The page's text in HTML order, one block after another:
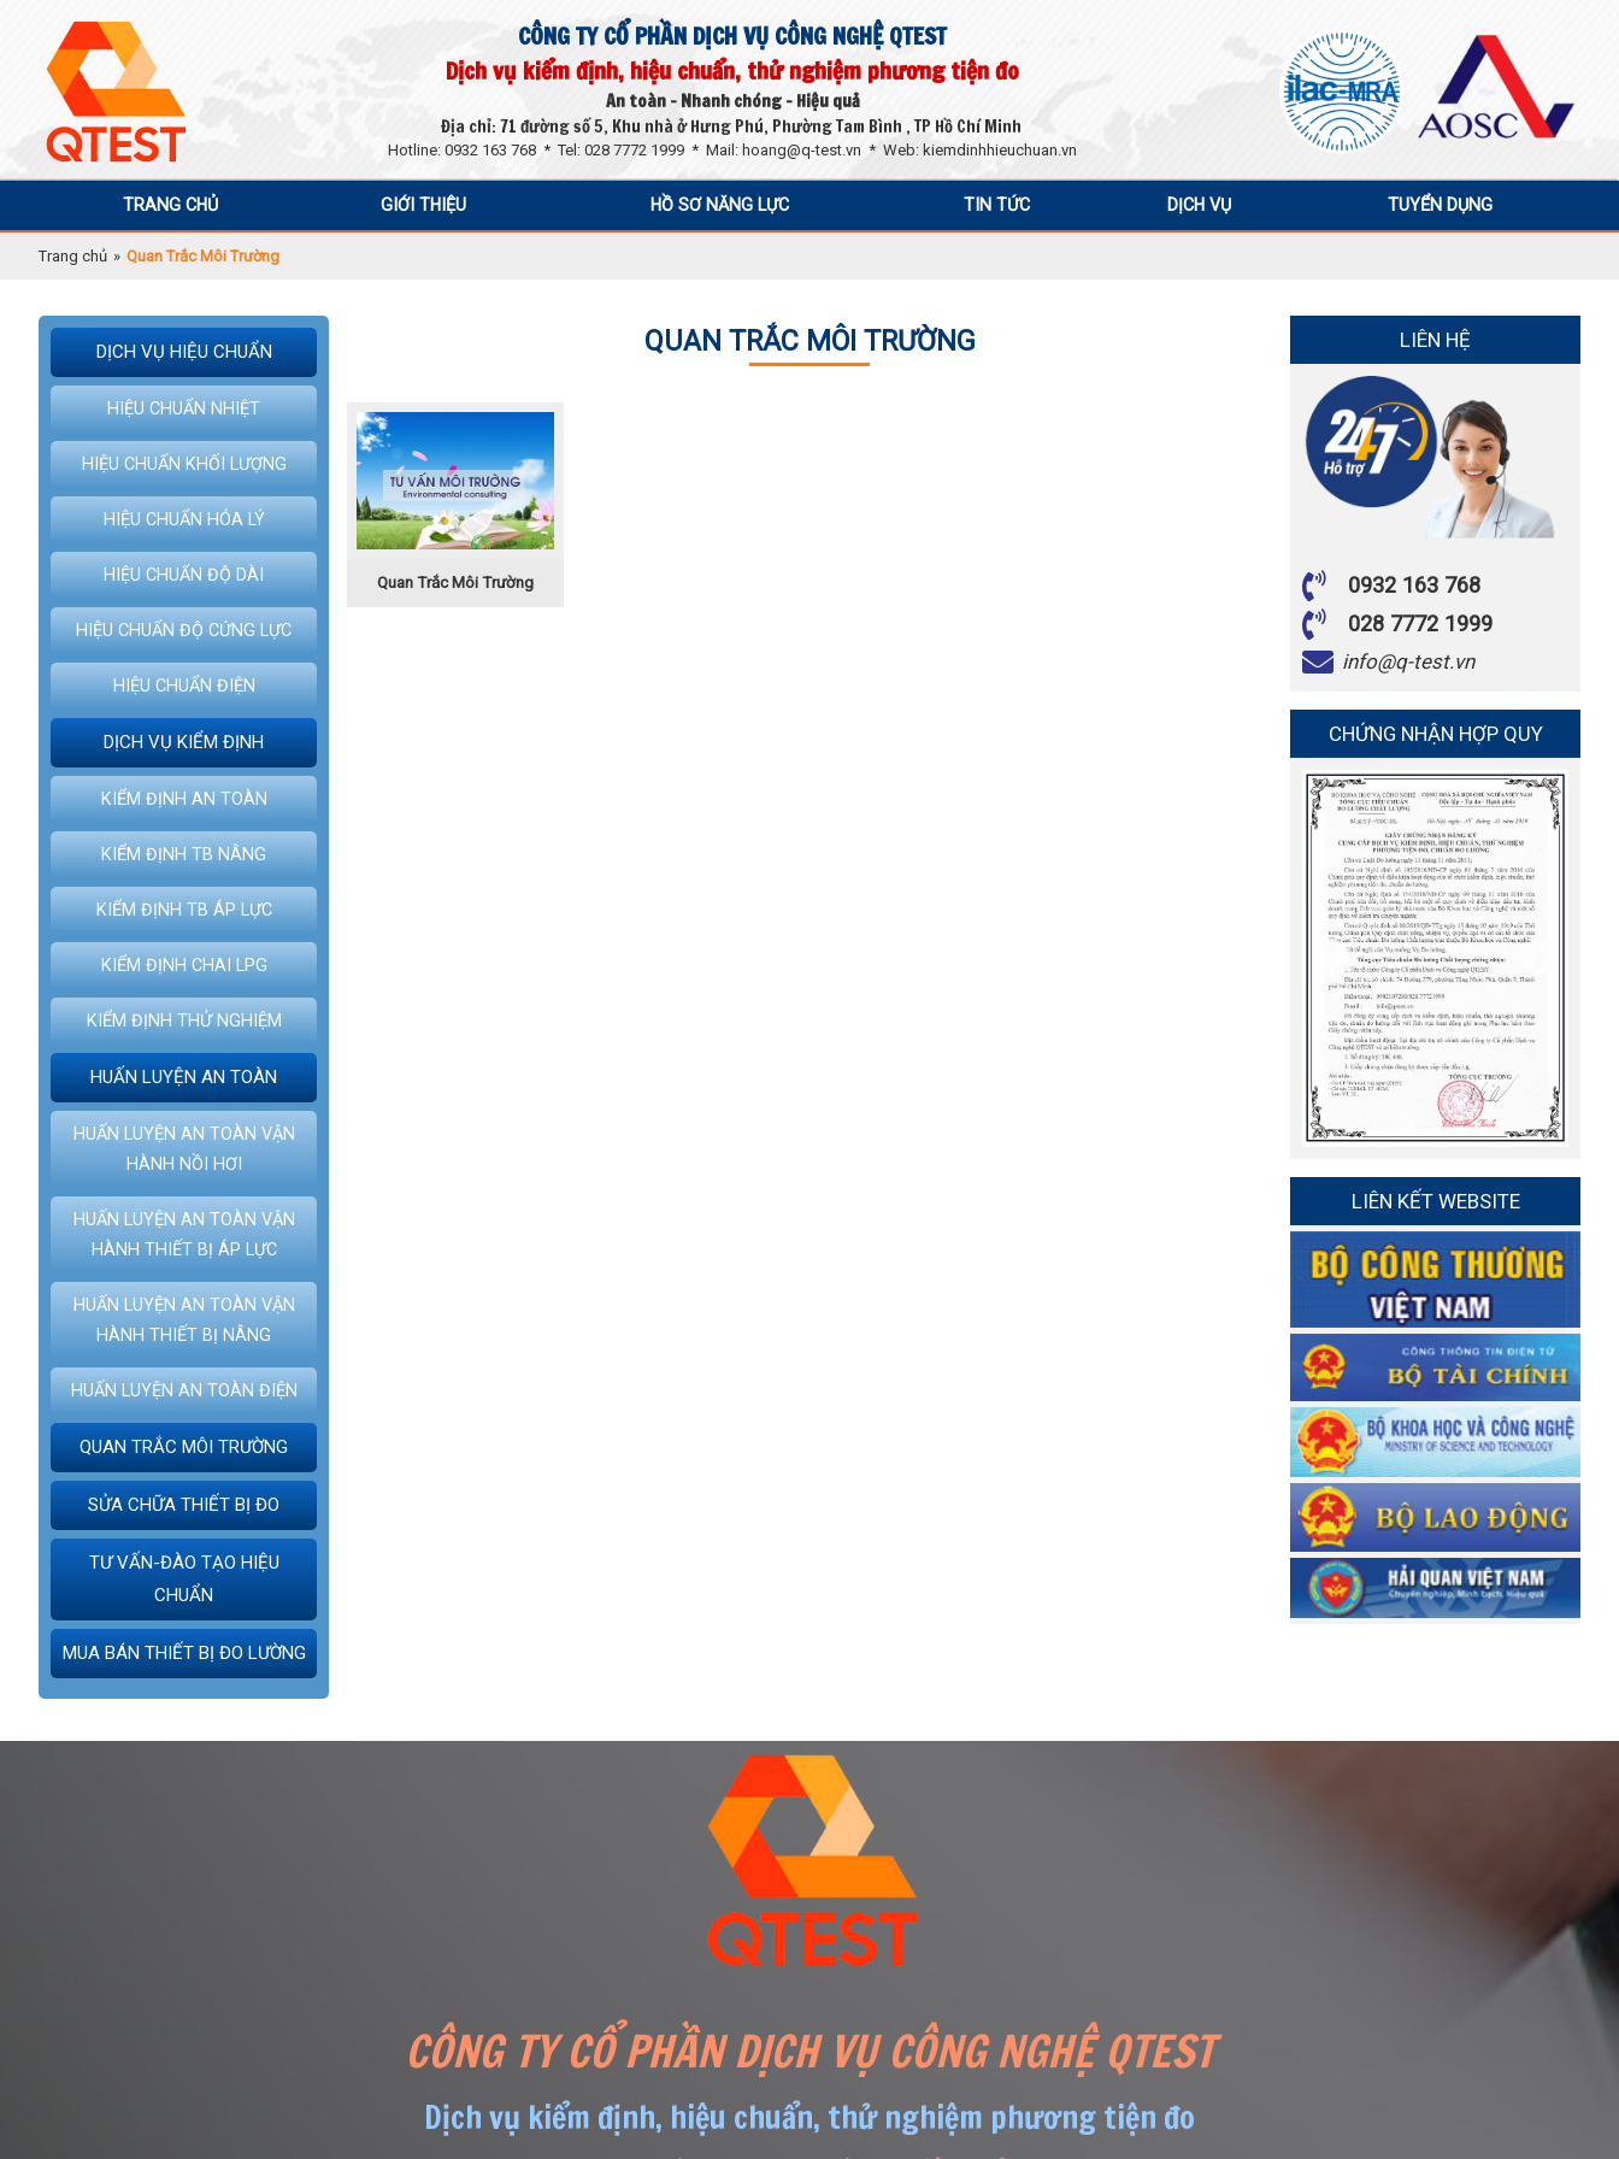
CÔNG TY CỔ PHẦN DỊCH VỤ CÔNG NGHỆ QTEST
Dịch vụ kiểm định, hiệu chuẩn, thử nghiệm phương tiện đo
An toàn - Nhanh chóng - Hiệu quả
Địa chỉ: 71 đường số 5, Khu nhà ở Hưng Phú, Phường Tam Bình , TP Hồ Chí Minh
Hotline: 0932 163 768 * Tel: 028 7772 1999 * Mail: hoang@q-test.vn * Web: kiemdinhhieuchuan.vn
TRANG CHỦ GIỚI THIỆU HỒ SƠ NĂNG LỰC TIN TỨC DỊCH VỤ TUYỂN DỤNG
Trang chủ » Quan Trắc Môi Trường
DỊCH VỤ HIỆU CHUẨN
HIỆU CHUẨN NHIỆT
HIỆU CHUẨN KHỐI LƯỢNG
HIỆU CHUẨN HÓA LÝ
HIỆU CHUẨN ĐỘ DÀI
HIỆU CHUẨN ĐỘ CỨNG LỰC
HIỆU CHUẨN ĐIỆN
DỊCH VỤ KIỂM ĐỊNH
KIỂM ĐỊNH AN TOÀN
KIỂM ĐỊNH TB NÂNG
KIỂM ĐỊNH TB ÁP LỰC
KIỂM ĐỊNH CHAI LPG
KIỂM ĐỊNH THỬ NGHIỆM
HUẤN LUYỆN AN TOÀN
HUẤN LUYỆN AN TOÀN VẬN
HÀNH NỒI HƠI
HUẤN LUYỆN AN TOÀN VẬN
HÀNH THIẾT BỊ ÁP LỰC
HUẤN LUYỆN AN TOÀN VẬN
HÀNH THIẾT BỊ NÂNG
HUẤN LUYỆN AN TOÀN ĐIỆN
QUAN TRẮC MÔI TRƯỜNG
SỬA CHỮA THIẾT BỊ ĐO
TƯ VẤN-ĐÀO TẠO HIỆU
CHUẨN
MUA BÁN THIẾT BỊ ĐO LƯỜNG
QUAN TRẮC MÔI TRƯỜNG
Quan Trắc Môi Trường
LIÊN HỆ
0932 163 768
028 7772 1999
info@q-test.vn
CHỨNG NHẬN HỢP QUY
LIÊN KẾT WEBSITE
CÔNG TY CỔ PHẦN DỊCH VỤ CÔNG NGHỆ QTEST
Dịch vụ kiểm định, hiệu chuẩn, thử nghiệm phương tiện đo